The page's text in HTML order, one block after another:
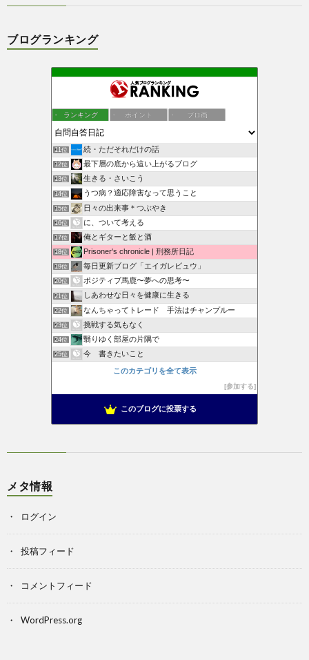
ブログランキング
ランキング ポイント ブロ画
11位 続・ただそれだけの話
12位 最下層の底から這い上がるブログ
13位 生きる・さいこう
14位 うつ病？適応障害なって思うこと
15位 日々の出来事＊つぶやき
16位 に、ついて考える
17位 俺とギターと飯と酒
18位 Prisoner's chronicle | 刑務所日記
19位 毎日更新ブログ「エイガレビュウ」
20位 ポジティブ馬鹿〜夢への思考〜
21位 しあわせな日々を健康に生きる
22位 なんちゃってトレード 手法はチャンプルー
23位 挑戦する気もなく
24位 翳りゆく部屋の片隅で
25位 今 書きたいこと
このカテゴリを全て表示
参加する
このブログに投票する
メタ情報
ログイン
投稿フィード
コメントフィード
WordPress.org